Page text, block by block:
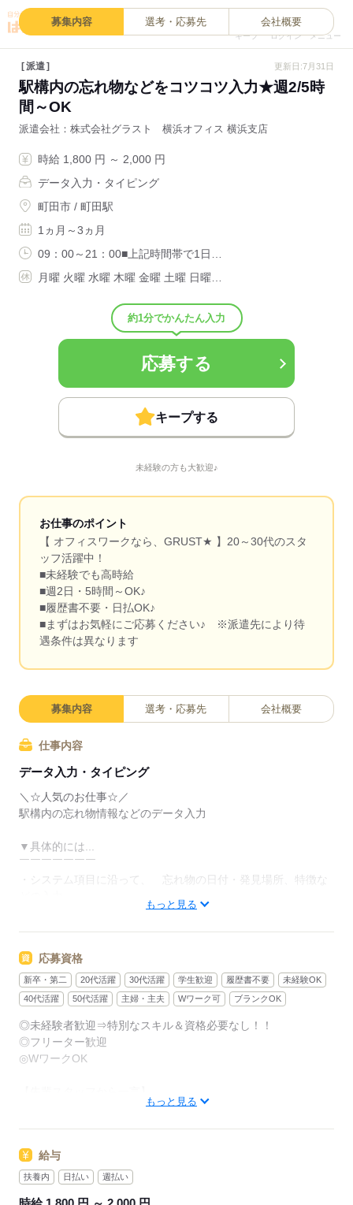
キープ ログイン メニュー
募集内容 選考・応募先 会社概要
派遣 更新日:7月31日
駅構内の忘れ物などをコツコツ入力★週2/5時
間～OK
派遣会社 株式会社グラスト 横浜オフィス 横浜支店
時給 1,800 円 ～ 2,000 円
データ入力・タイピング
町田市 / 町田駅
1ヵ月～3ヵ月
09：00～21：00■上記時間帯で1日…
月曜 火曜 水曜 木曜 金曜 土曜 日曜…
約1分でかんたん入力
応募する
キープする
未経験の方も大歓迎♪
お仕事のポイント
【 オフィスワークなら、GRUST★ 】20～30代のスタ
ッフ活躍中！
■未経験でも高時給
■週2日・5時間～OK♪
■履歴書不要・日払OK♪
■まずはお気軽にご応募ください♪ ※派遣先により待
遇条件は異なります
募集内容 選考・応募先 会社概要
仕事内容
データ入力・タイピング
＼☆人気のお仕事☆／
駅構内の忘れ物情報などのデータ入力
▼具体的には...
￣￣￣￣￣￣￣
・システム項目に沿って、 忘れ物の日付・発見場所、特徴な
・付随する問合せ対応（一日数件）
PC入力&カンタンな電話応対が出来ればOK★
▼他にもオシゴトたくさん！
・給付金に関するデータ入力
・官公庁の書類チェック
・健康診断に関するデータ入力
・在宅のカスタマーサポート対応
もっと見る
応募資格
新卒・第二 20代活躍 30代活躍 学生歓迎 履歴書不要
未経験OK
40代活躍
50代活躍 主婦・主夫 Wワーク可 ブランクOK
◎未経験者歓迎⇒特別なスキル＆資格必要なし！！
◎フリーター歓迎
◎WワークOK
オフィスワークが未経験でも優しく教えてくれる会社を紹介し
を紹介してもらえます（＾＾）
もっと見る
給与
扶養内 日払い 週払い